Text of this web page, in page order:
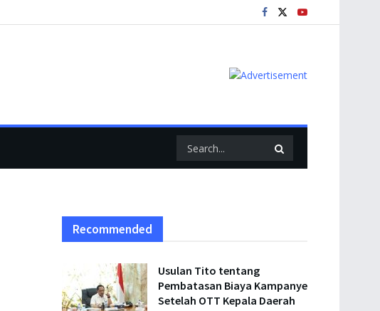
Recommended
Usulan Tito tentang
Pembatasan Biaya Kampanye
Setelah OTT Kepala Daerah